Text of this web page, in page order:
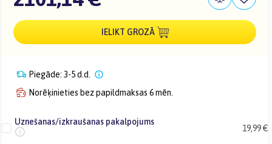
IELIKT GROZĀ
Piegāde: 3-5 d.d.
Norēķinieties bez papildmaksas 6 mēn.
Uznešanas/izkraušanas pakalpojums
19,99 €